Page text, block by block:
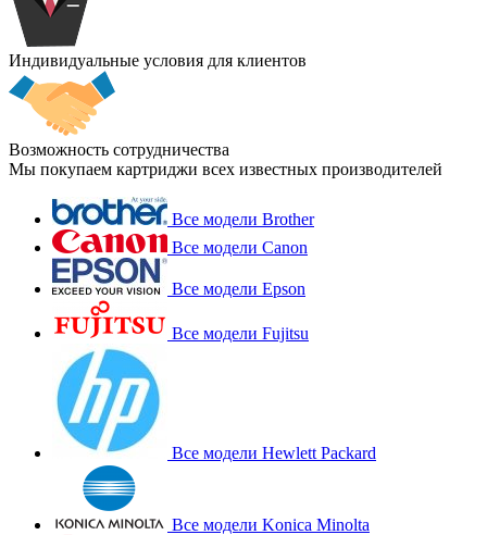
Индивидуальные условия для клиентов
Возможность сотрудничества
Мы покупаем картриджи всех известных производителей
Все модели Brother
Все модели Canon
Все модели Epson
Все модели Fujitsu
Все модели Hewlett Packard
Все модели Konica Minolta